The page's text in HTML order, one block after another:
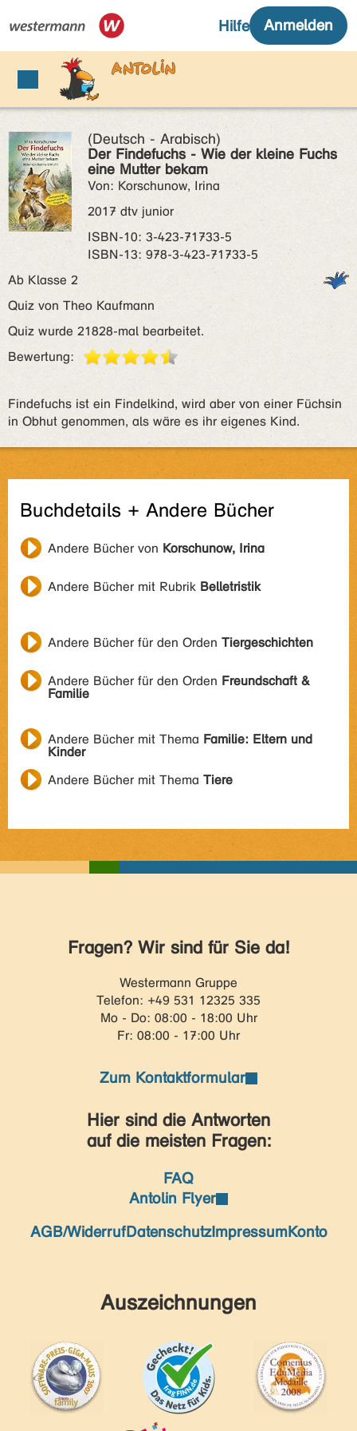
(Deutsch - Arabisch)
Der Findefuchs - Wie der kleine Fuchs
eine Mutter bekam
Von: Korschunow, Irina
2017 dtv junior
ISBN‑10: 3-423-71733-5
ISBN‑13: 978-3-423-71733-5
Ab Klasse 2
Quiz von Theo Kaufmann
Quiz wurde 21828-mal bearbeitet.
Bewertung:
Findefuchs ist ein Findelkind, wird aber von einer Füchsin
in Obhut genommen, als wäre es ihr eigenes Kind.
Buchdetails + Andere Bücher
Andere Bücher von Korschunow, Irina
Andere Bücher mit Rubrik Belletristik
Andere Bücher für den Orden Tiergeschichten
Andere Bücher für den Orden Freundschaft &
Familie
Andere Bücher mit Thema Familie: Eltern und
Kinder
Andere Bücher mit Thema Tiere